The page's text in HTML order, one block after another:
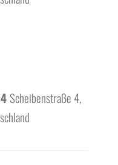
Scheibenstraße 4,